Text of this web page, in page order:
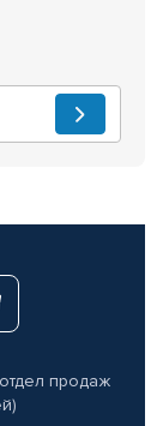
продаж